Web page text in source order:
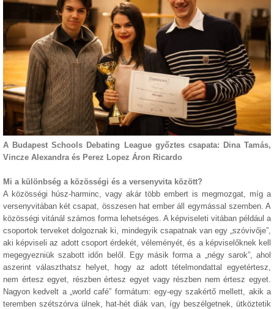
A Budapest Schools Debating League győztes csapata: Dina Tamás,
Vincze Alexandra és Perez Lopez Áron Ricardo
Mi a különbség a közösségi és a versenyvita között?
A közösségi húsz-harminc, vagy akár több embert is megmozgat, míg a
versenyvitában két csapat, összesen hat ember áll egymással szemben. A
közösségi vitánál számos forma lehetséges. A képviseleti vitában például a
csoportok terveket dolgoznak ki, mindegyik csapatnak van egy „szóvivője”,
aki képviseli az adott csoport érdekét, véleményét, és a képviselőknek kell
megegyezniük szabott időn belől. Egy másik forma a „négy sarok”, ahol
aszerint választhatsz helyet, hogy az adott tételmondattal egyetértesz,
nem értesz egyet, részben értesz egyet vagy részben nem értesz egyet.
Nagyon kedvelt a „world café” formátum: egy-egy szakértő mellett, akik a
teremben szétszórva ülnek, hat-hét diák van, így beszélgetnek, ütköztetik